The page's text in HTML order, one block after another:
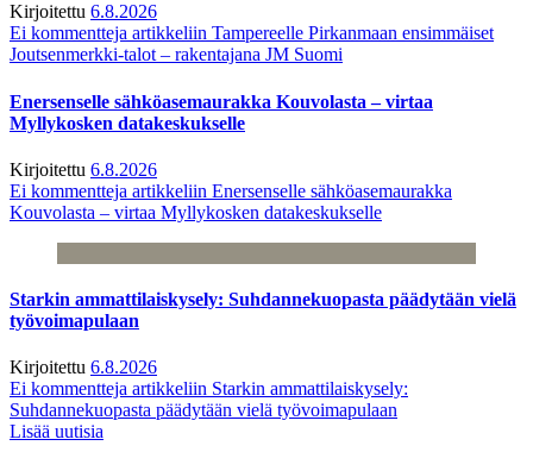
Kirjoitettu 6.8.2026
Ei kommentteja artikkeliin Tampereelle Pirkanmaan ensimmäiset
Joutsenmerkki-talot – rakentajana JM Suomi
Enersenselle sähköasemaurakka Kouvolasta – virtaa
Myllykosken datakeskukselle
Kirjoitettu 6.8.2026
Ei kommentteja artikkeliin Enersenselle sähköasemaurakka
Kouvolasta – virtaa Myllykosken datakeskukselle
Starkin ammattilaiskysely: Suhdannekuopasta päädytään vielä
työvoimapulaan
Kirjoitettu 6.8.2026
Ei kommentteja artikkeliin Starkin ammattilaiskysely:
Suhdannekuopasta päädytään vielä työvoimapulaan
Lisää uutisia